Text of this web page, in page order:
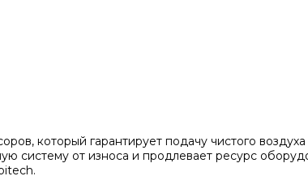
который гарантирует подачу чистого
систему от износа и продлевает ресурс